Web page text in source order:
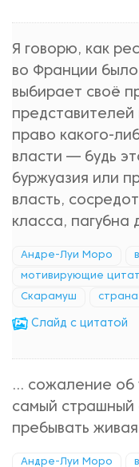
Я говорю, как
во Франции
выбирает своё
представителей
право какого-
власти — будь
буржуазия или
власть,
класса, пагубна
Андре-Луи Моро
мотивирующие
Скарамуш страна
Cлайд с цитатой
... сожаление об
самый страшный
пребывать
Андре-Луи Моро